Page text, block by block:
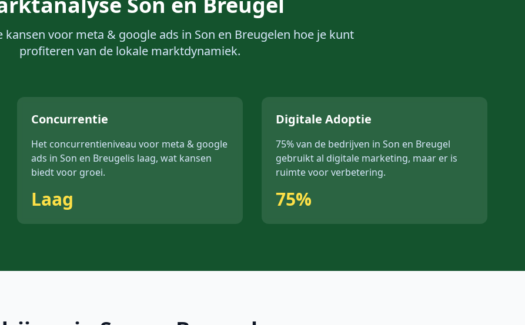
kansen voor meta & google ads in Son en Breugelen hoe je kunt
profiteren van de lokale marktdynamiek.
Concurrentie
Het concurrentieniveau voor meta & google
ads in Son en Breugelis laag, wat kansen
biedt voor groei.
Laag
Digitale Adoptie
75%van de bedrijven in Son en Breugel
gebruikt al digitale marketing, maar er is
ruimte voor verbetering.
75%